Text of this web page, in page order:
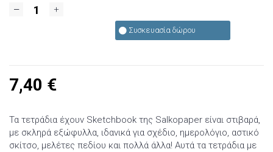
Συσκευασία δώρου
7,40 €
Τα τετράδια έχουν Sketchbook της Salkopaper είναι στιβαρά,
με σκληρά εξώφυλλα, ιδανικά για σχέδιο, ημερολόγιο, αστικό
σκίτσο, μελέτες πεδίου και πολλά άλλα! Αυτά τα τετράδια με